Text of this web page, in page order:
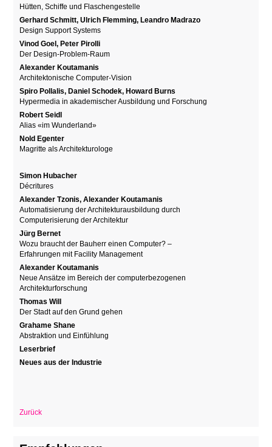
Hütten, Schiffe und Flaschengestelle
Gerhard Schmitt, Ulrich Flemming, Leandro Madrazo
Design Support Systems
Vinod Goel, Peter Pirolli
Der Design-Problem-Raum
Alexander Koutamanis
Architektonische Computer-Vision
Spiro Pollalis, Daniel Schodek, Howard Burns
Hypermedia in akademischer Ausbildung und Forschung
Robert Seidl
Alias «im Wunderland»
Nold Egenter
Magritte als Architekturologe
Simon Hubacher
Décritures
Alexander Tzonis, Alexander Koutamanis
Automatisierung der Architekturausbildung durch
Computerisierung der Architektur
Jürg Bernet
Wozu braucht der Bauherr einen Computer? –
Erfahrungen mit Facility Management
Alexander Koutamanis
Neue Ansätze im Bereich der computerbezogenen
Architekturforschung
Thomas Will
Der Stadt auf den Grund gehen
Grahame Shane
Abstraktion und Einfühlung
Leserbrief
Neues aus der Industrie
Zurück